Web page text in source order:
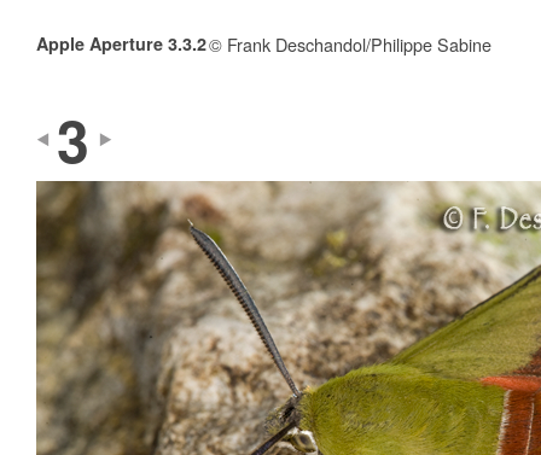
Apple Aperture 3.3.2© Frank Deschandol/Philippe Sabine
3